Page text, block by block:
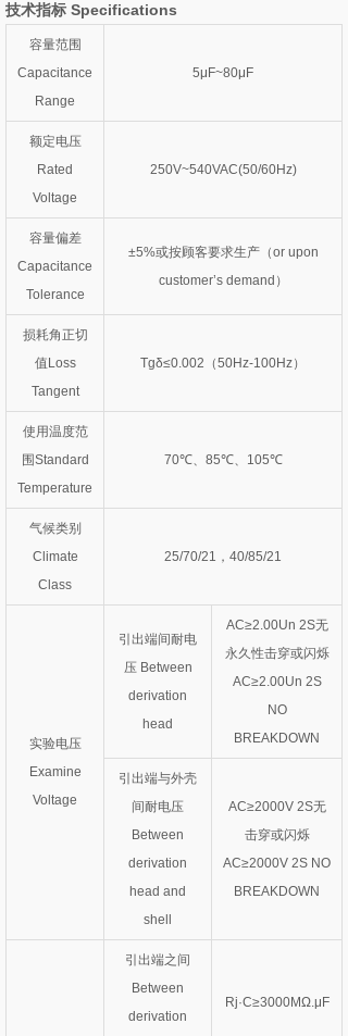
技术指标 Specifications
容量范围
Capacitance
Range
5μF~80μF
额定电压
Rated
Voltage
250V~540VAC(50/60Hz)
容量偏差
Capacitance
Tolerance
±5%或按顾客要求生产（or upon
customer’s demand）
损耗角正切
值Loss
Tangent
Tgδ≤0.002（50Hz-100Hz）
使用温度范
围Standard
Temperature
70℃、85℃、105℃
气候类别
Climate
Class
25/70/21，40/85/21
实验电压
Examine
Voltage
引出端间耐电
压 Between
derivation
head
AC≥2.00Un 2S无
永久性击穿或闪烁
AC≥2.00Un 2S
NO
BREAKDOWN
引出端与外壳
间耐电压
Between
derivation
head and
shell
AC≥2000V 2S无
击穿或闪烁
AC≥2000V 2S NO
BREAKDOWN
引出端之间
Between
derivation
Rj·C≥3000MΩ.μF